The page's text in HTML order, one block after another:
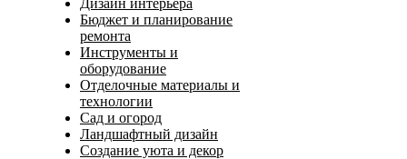
Дизайн интерьера
Бюджет и планирование
ремонта
Инструменты и
оборудование
Отделочные материалы и
технологии
Сад и огород
Ландшафтный дизайн
Создание уюта и декор